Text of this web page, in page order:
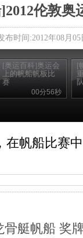
伦敦奥
布时间:2012年08月
[奥运百科]奥运会
上的帆船帆板比
赛
00分56秒
[
在帆船比赛
艇帆船 奖